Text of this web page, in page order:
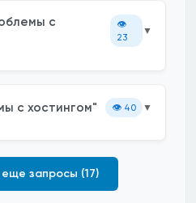
с
👁️
23
▼
с хостингом" 👁️ 40 ▼
запросы (17)